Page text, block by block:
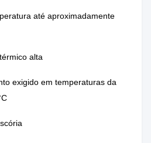
até aproximadamente
alta
exigido em temperaturas da